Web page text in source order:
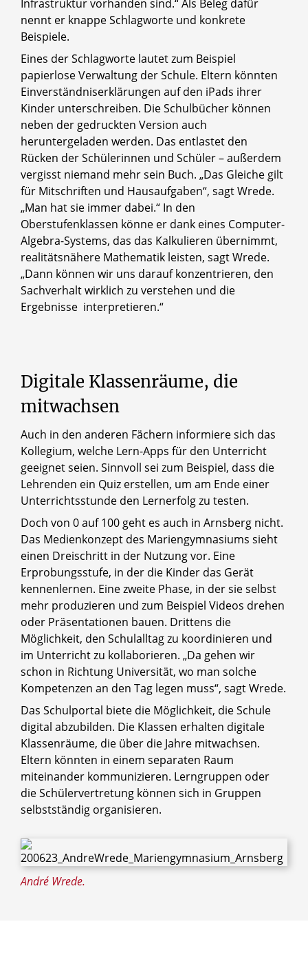
Infrastruktur vorhanden sind.“ Als Beleg dafür
nennt er knappe Schlagworte und konkrete
Beispiele.
Eines der Schlagworte lautet zum Beispiel
papierlose Verwaltung der Schule. Eltern könnten
Einverständniserklärungen auf den iPads ihrer
Kinder unterschreiben. Die Schulbücher können
neben der gedruckten Version auch
heruntergeladen werden. Das entlastet den
Rücken der Schülerinnen und Schüler – außerdem
vergisst niemand mehr sein Buch. „Das Gleiche gilt
für Mitschriften und Hausaufgaben“, sagt Wrede.
„Man hat sie immer dabei.“ In den
Oberstufenklassen könne er dank eines Computer-
Algebra-Systems, das das Kalkulieren übernimmt,
realitätsnähere Mathematik leisten, sagt Wrede.
„Dann können wir uns darauf konzentrieren, den
Sachverhalt wirklich zu verstehen und die
Ergebnisse interpretieren.“
Digitale Klassenräume, die
mitwachsen
André Wrede.
Auch in den anderen Fächern informiere sich das
Kollegium, welche Lern-Apps für den Unterricht
geeignet seien. Sinnvoll sei zum Beispiel, dass die
Lehrenden ein Quiz erstellen, um am Ende einer
Unterrichtsstunde den Lernerfolg zu testen.
Doch von 0 auf 100 geht es auch in Arnsberg nicht.
Das Medienkonzept des Mariengymnasiums sieht
einen Dreischritt in der Nutzung vor. Eine
Erprobungsstufe, in der die Kinder das Gerät
kennenlernen. Eine zweite Phase, in der sie selbst
mehr produzieren und zum Beispiel Videos drehen
oder Präsentationen bauen. Drittens die
Möglichkeit, den Schulalltag zu koordinieren und
im Unterricht zu kollaborieren. „Da gehen wir
schon in Richtung Universität, wo man solche
Kompetenzen an den Tag legen muss“, sagt Wrede.
Das Schulportal biete die Möglichkeit, die Schule
digital abzubilden. Die Klassen erhalten digitale
Klassenräume, die über die Jahre mitwachsen.
Eltern könnten in einem separaten Raum
miteinander kommunizieren. Lerngruppen oder
die Schülervertretung können sich in Gruppen
selbstständig organisieren.